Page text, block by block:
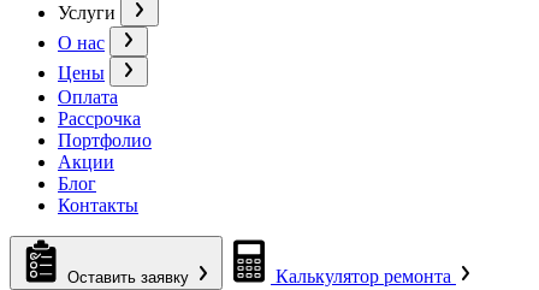
Услуги
О нас
Цены
Оплата
Рассрочка
Портфолио
Акции
Блог
Контакты
Оставить заявку Калькулятор ремонта